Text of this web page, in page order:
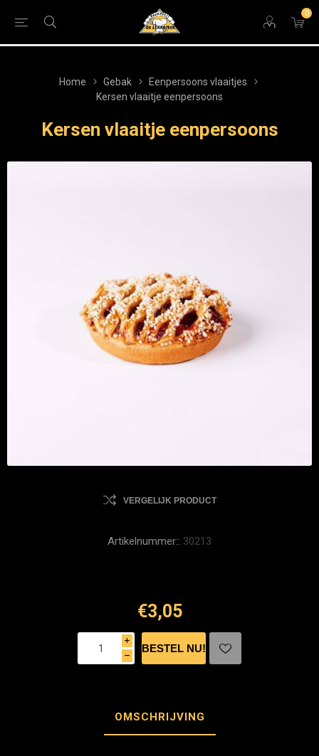
0
Home Gebak
Eenpersoons vlaaitjes
Kersen vlaaitje eenpersoons
Kersen vlaaitje eenpersoons
VERGELIJK PRODUCT
Artikelnummer:: 30213
€3,05
i
h
OMSCHRIJVING